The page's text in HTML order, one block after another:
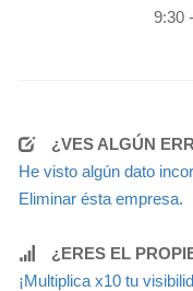
9:30
¿VES ALGÚN
He visto algún dato
Eliminar ésta empresa.
¿ERES EL
¡Multiplica x10 tu